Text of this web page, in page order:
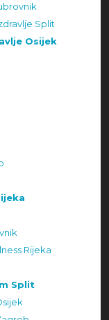
Split
Osijek
Rijeka
Split